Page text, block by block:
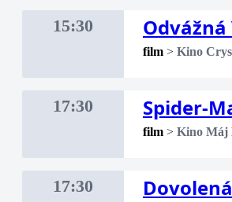
15:30
film > Kino
17:30 Spider-
film > Kino Máj
17:30